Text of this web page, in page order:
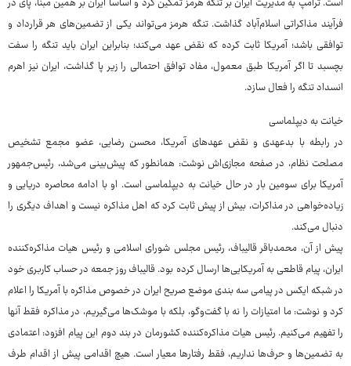
است. ترامپ به مدیریت ایران بر تنگه هرمز تمکین کرد و اساسا ایران بر همین مبنا، پای در
فرآیند مذاکراتی اسلام‌آباد گذاشت. تنگه هرمز می‌تواند یکی از تضمین‌های هر قرارداد و
توافقی باشد؛ آمریکا ثابت کرده که نقض‌ عهد می‌کند؛ بنابراین ایران باید تنگه را سفت
بچسبد تا اگر آمریکا طبق معمول، مفاد توافق احتمالی را زیر پا گذاشت، ایران نیز اهرم
انسداد تنگه را فعال سازد.
خیانت به دیپلماسی
در رابطه با بدعهدی و نقض عهدهای آمریکا، محسن رضایی، عضو مجمع تشخیص
مصلحت نظام، در صفحه مجازی‌اش نوشت: همانطور که پیش‌بینی می‌شد، رئیس‌جمهور
آمریکا برای سومین بار در حال خیانت به دیپلماسی است. او با ادامه محاصره دریایی و
زیاده‌خواهی در مذاکرات، بیش از پیش ثابت کرد که اهل مذاکره نیست و اهداف دیگری را
دنبال می‌کند.
پیش از آن، محمدباقر قالیباف، رئیس مجلس شورای اسلامی و رئیس هیات مذاکره‌کننده
ایران، پیام قاطعی به آمریکایی‌ها ارسال کرده بود. قالیباف روز جمعه در حساب کاربری خود
در شبکه ایکس در پیامی سه بندی موضع صریح ایران در خصوص مذاکره با آمریکا را اعلام
کرد و نوشت: ما امتیازات را نه با گفت‌وگو، بلکه با موشک‌ها می‌گیریم، در مذاکره فقط آنها
را تفهیم می‌کنیم. رئیس هیات مذاکره‌کننده کشورمان در بند دوم این پیام افزود: اعتمادی
به تضمین‌ها و حرف‌ها نداریم، فقط رفتارها معیار است. هیچ اقدامی پیش از اقدام طرف